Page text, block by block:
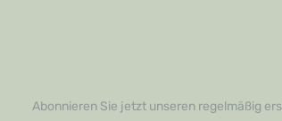
Abonnieren Sie jetzt unseren regelmäßig